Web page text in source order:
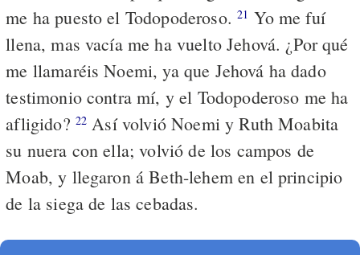
me ha puesto el Todopoderoso.21 Yo me fuí
llena, mas vacía me ha vuelto Jehová. ¿Por qué
me llamaréis Noemi, ya que Jehová ha dado
testimonio contra mí, y el Todopoderoso me ha
afligido? 22 Así volvió Noemi y Ruth Moabita
su nuera con ella; volvió de los campos de
Moab, y llegaron á Beth-lehem en el principio
de la siega de las cebadas.